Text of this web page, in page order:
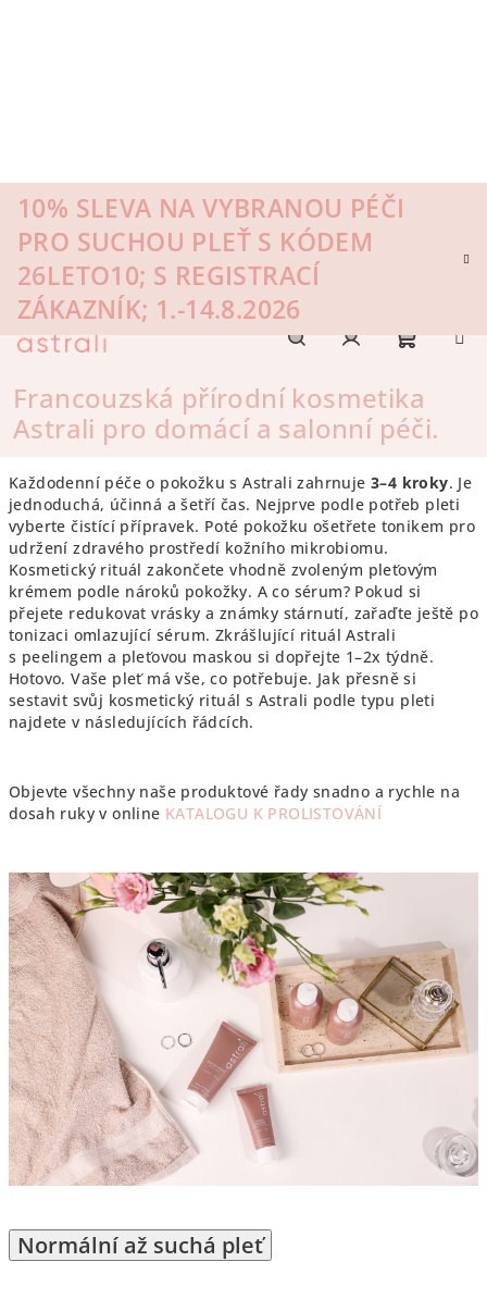
10% SLEVA NA VYBRANOU PÉČI
PRO SUCHOU PLEŤ S KÓDEM
26LETO10; S REGISTRACÍ
ZÁKAZNÍK; 1.-14.8.2026
košík
Francouzská přírodní kosmetika
Astrali pro domácí a salonní péči.
Denní rutiny
Každodenní péče o pokožku s Astrali zahrnuje 3–4 kroky. Je
jednoduchá, účinná a šetří čas. Nejprve podle potřeb pleti
vyberte čistící přípravek. Poté pokožku ošetřete tonikem pro
udržení zdravého prostředí kožního mikrobiomu.
Kosmetický rituál zakončete vhodně zvoleným pleťovým
krémem podle nároků pokožky. A co sérum? Pokud si
přejete redukovat vrásky a známky stárnutí, zařaďte ještě po
tonizaci omlazující sérum. Zkrášlující rituál Astrali
s peelingem a pleťovou maskou si dopřejte 1–2x týdně.
Hotovo. Vaše pleť má vše, co potřebuje. Jak přesně si
sestavit svůj kosmetický rituál s Astrali podle typu pleti
najdete v následujících řádcích.
Objevte všechny naše produktové řady snadno a rychle na
dosah ruky v online KATALOGU K PROLISTOVÁNÍ
Normální až suchá pleť